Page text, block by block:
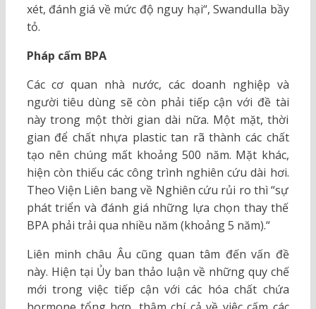
xét, đánh giá về mức độ nguy hại“, Swandulla bầy
tỏ.
Pháp cấm BPA
Các cơ quan nhà nước, các doanh nghiệp và
người tiêu dùng sẽ còn phải tiếp cận với đề tài
này trong một thời gian dài nữa. Một mặt, thời
gian để chất nhựa plastic tan rã thành các chất
tạo nên chúng mất khoảng 500 năm. Mặt khác,
hiện còn thiếu các công trình nghiên cứu dài hơi.
Theo Viện Liên bang về Nghiên cứu rủi ro thì “sự
phát triển và đánh giá những lựa chọn thay thế
BPA phải trải qua nhiều năm (khoảng 5 năm).“
Liên minh châu Âu cũng quan tâm đến vấn đề
này. Hiện tại Ủy ban thảo luận về những quy chế
mới trong việc tiếp cận với các hóa chất chứa